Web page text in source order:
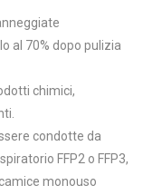
al 70% dopo pulizia
chimici,
condotte da
FFP2 o FFP3,
monouso